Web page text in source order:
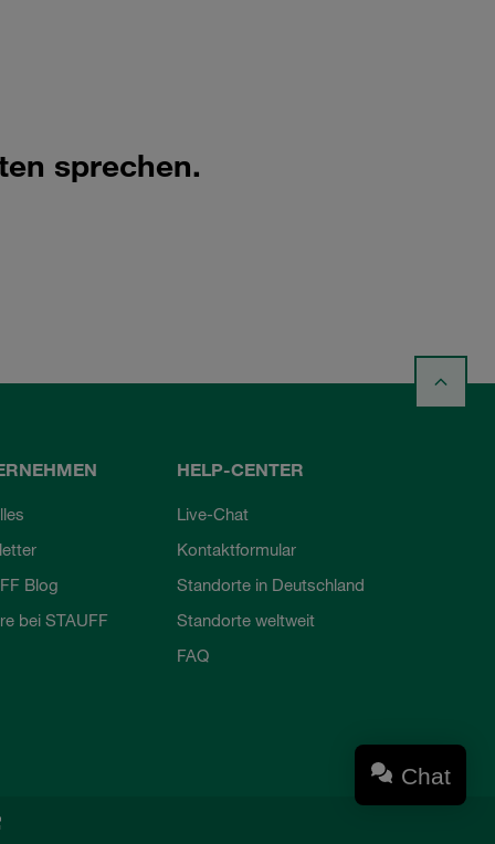
sprechen.
Blog
bei STAUFF
HELP-CENTER
Live-Chat
Kontaktformular
Standorte in Deutschland
Standorte weltweit
FAQ
Chat